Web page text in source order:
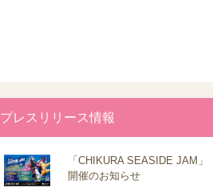
プレスリリース情報
「CHIKURA SEASIDE JAM」
開催のお知らせ